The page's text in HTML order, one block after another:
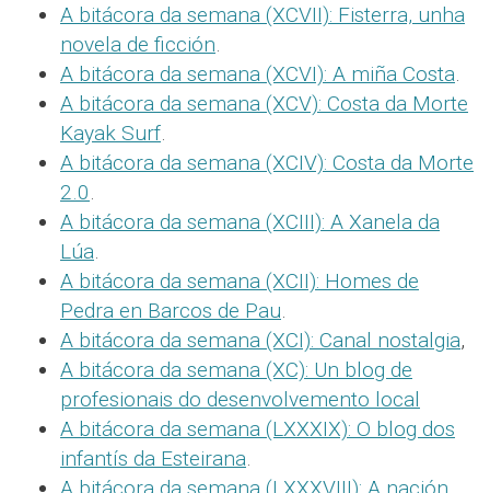
A bitácora da semana (XCVII): Fisterra, unha
novela de ficción.
A bitácora da semana (XCVI): A miña Costa.
A bitácora da semana (XCV): Costa da Morte
Kayak Surf.
A bitácora da semana (XCIV): Costa da Morte
2.0.
A bitácora da semana (XCIII): A Xanela da
Lúa.
A bitácora da semana (XCII): Homes de
Pedra en Barcos de Pau.
A bitácora da semana (XCI): Canal nostalgia,
A bitácora da semana (XC): Un blog de
profesionais do desenvolvemento local
A bitácora da semana (LXXXIX): O blog dos
infantís da Esteirana.